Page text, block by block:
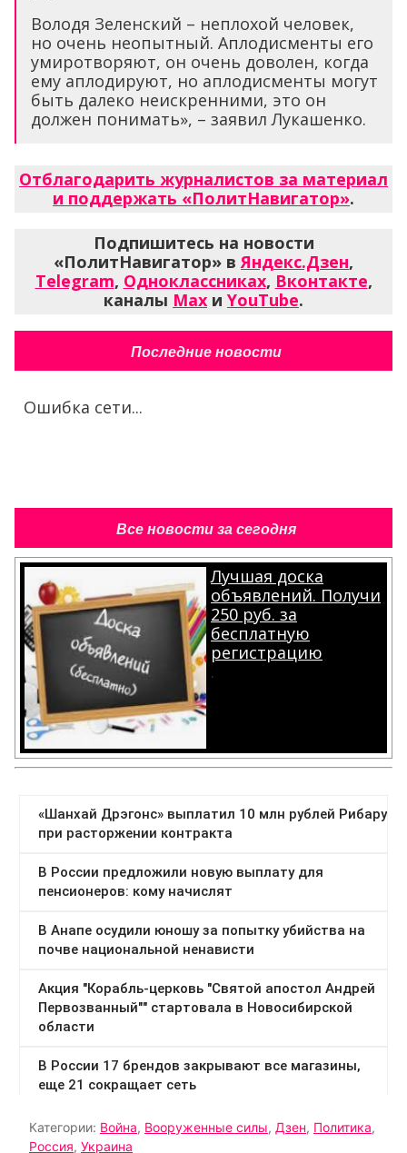
Володя Зеленский – неплохой человек,
но очень неопытный. Аплодисменты его
умиротворяют, он очень доволен, когда
ему аплодируют, но аплодисменты могут
быть далеко неискренними, это он
должен понимать», – заявил Лукашенко.
Отблагодарить журналистов за материал
и поддержать «ПолитНавигатор».
Подпишитесь на новости
«ПолитНавигатор» вЯндекс.Дзен,
Telegram, Одноклассниках, Вконтакте,
каналы Max и YouTube.
Последние новости
Ошибка сети...
Все новости за сегодня
Лучшая доска
объявлений. Получи
250 руб. за
бесплатную
регистрацию
.
Категории: Война, Вооруженные силы, Дзен, Политика,
Россия, Украина